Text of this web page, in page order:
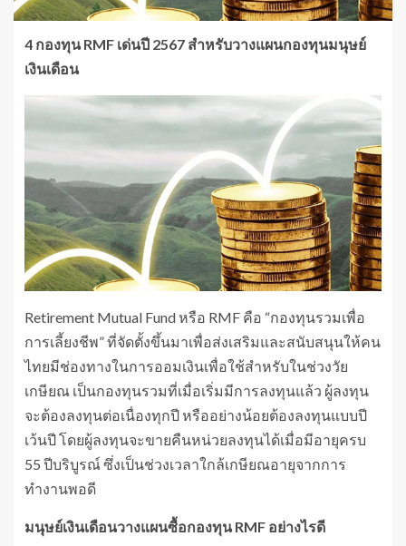
4 กองทุน RMF เด่นปี 2567 สำหรับวางแผนกองทุนมนุษย์
เงินเดือน
Retirement Mutual Fund หรือ RMF คือ “กองทุนรวมเพื่อ
การเลี้ยงชีพ” ที่จัดตั้งขึ้นมาเพื่อส่งเสริมและสนับสนุนให้คน
ไทยมีช่องทางในการออมเงินเพื่อใช้สำหรับในช่วงวัย
เกษียณ เป็นกองทุนรวมที่เมื่อเริ่มมีการลงทุนแล้ว ผู้ลงทุน
จะต้องลงทุนต่อเนื่องทุกปี หรืออย่างน้อยต้องลงทุนแบบปี
เว้นปี โดยผู้ลงทุนจะขายคืนหน่วยลงทุนได้เมื่อมีอายุครบ
55 ปีบริบูรณ์ ซึ่งเป็นช่วงเวลาใกล้เกษียณอายุจากการ
ทำงานพอดี
มนุษย์เงินเดือนวางแผนซื้อกองทุนRMF อย่างไรดี